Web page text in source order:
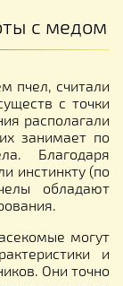
с медом
пчел, считали
с точки
располагали
занимает по
Благодаря
инстинкту (по
обладают
могут
и
Они точно